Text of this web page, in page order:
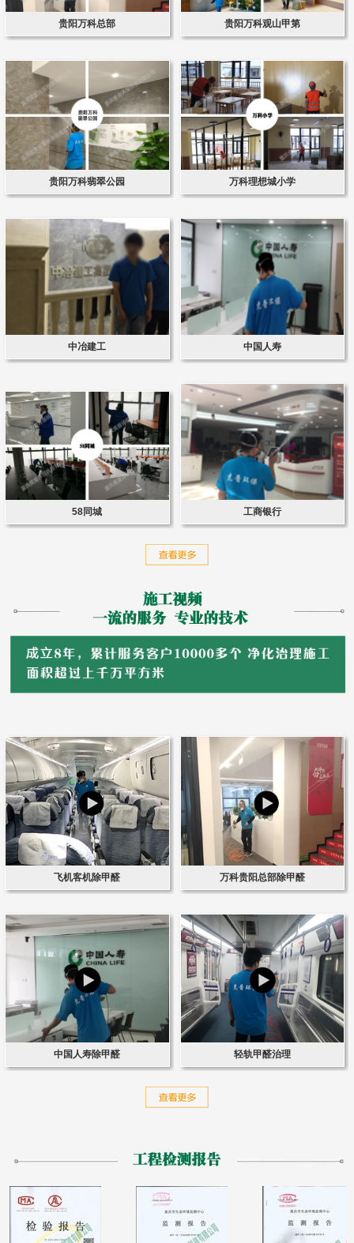
贵阳万科总部 贵阳万科观山甲第
贵阳万科翡翠公园 万科理想城小学
中冶建工 中国人寿
58同城 工商银行
飞机客机除甲醛 万科贵阳总部除甲醛
中国人寿除甲醛 轻轨甲醛治理